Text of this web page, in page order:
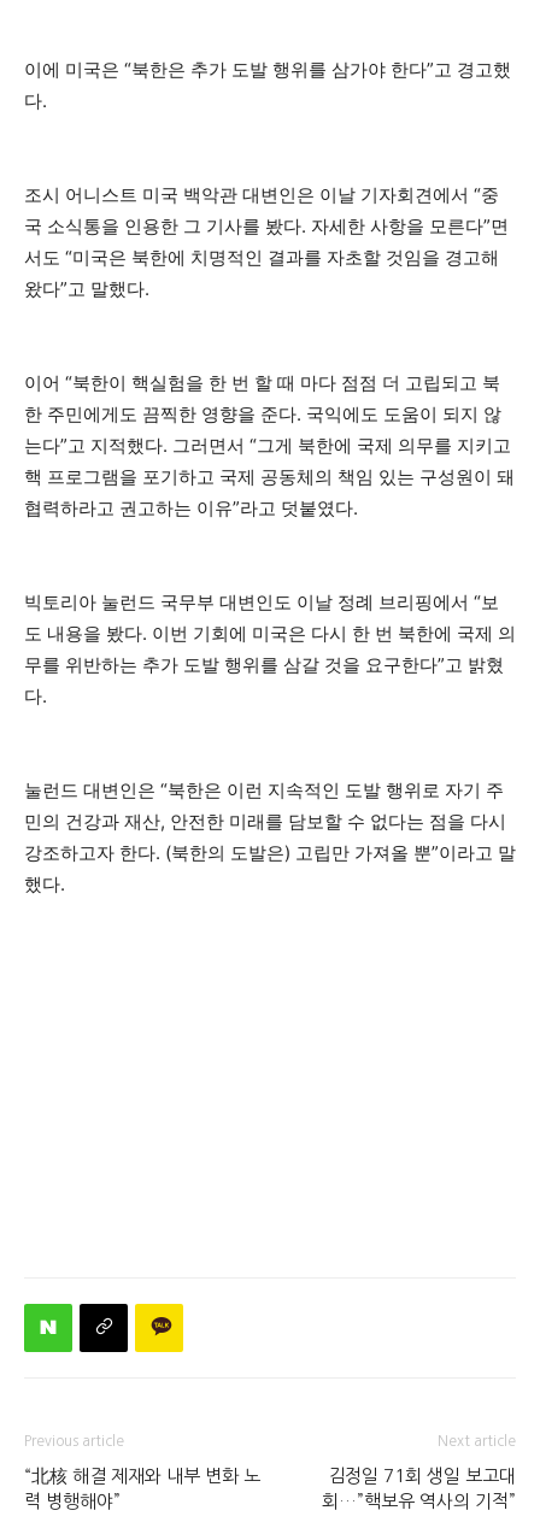
이에 미국은 “북한은 추가 도발 행위를 삼가야 한다”고 경고했
다.
조시 어니스트 미국 백악관 대변인은 이날 기자회견에서 “중
국 소식통을 인용한 그 기사를 봤다. 자세한 사항을 모른다”면
서도 “미국은 북한에 치명적인 결과를 자초할 것임을 경고해
왔다”고 말했다.
이어 “북한이 핵실험을 한 번 할 때 마다 점점 더 고립되고 북
한 주민에게도 끔찍한 영향을 준다. 국익에도 도움이 되지 않
는다”고 지적했다. 그러면서 “그게 북한에 국제 의무를 지키고
핵 프로그램을 포기하고 국제 공동체의 책임 있는 구성원이 돼
협력하라고 권고하는 이유”라고 덧붙였다.
빅토리아 눌런드 국무부 대변인도 이날 정례 브리핑에서 “보
도 내용을 봤다. 이번 기회에 미국은 다시 한 번 북한에 국제 의
무를 위반하는 추가 도발 행위를 삼갈 것을 요구한다”고 밝혔
다.
눌런드 대변인은 “북한은 이런 지속적인 도발 행위로 자기 주
민의 건강과 재산, 안전한 미래를 담보할 수 없다는 점을 다시
강조하고자 한다. (북한의 도발은) 고립만 가져올 뿐”이라고 말
했다.
Previous article
“北核 해결 제재와 내부 변화 노
력 병행해야”
Next article
김정일 71회 생일 보고대
회…”핵보유 역사의 기적”